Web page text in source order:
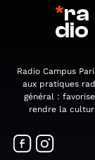
*ra
dio
Radio Campus
aux pratiques
général :
rendre la